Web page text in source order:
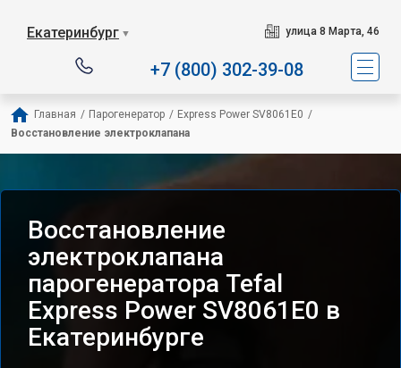
Екатеринбург ▼ улица 8 Марта, 46
+7 (800) 302-39-08
Главная / Парогенератор / Express Power SV8061E0 /
Восстановление электроклапана
Восстановление
электроклапана
парогенератора Tefal
Express Power SV8061E0 в
Екатеринбурге